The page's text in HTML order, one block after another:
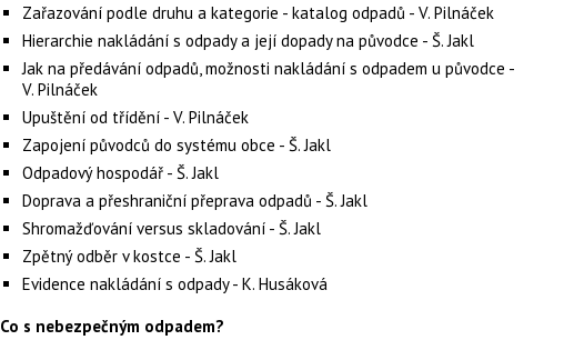
Zařazování podle druhu a kategorie - katalog odpadů - V. Pilnáček
Hierarchie nakládání s odpady a její dopady na původce - Š. Jakl
Jak na předávání odpadů, možnosti nakládání s odpadem u původce -
V. Pilnáček
Upuštění od třídění - V. Pilnáček
Zapojení původců do systému obce - Š. Jakl
Odpadový hospodář - Š. Jakl
Doprava a přeshraniční přeprava odpadů - Š. Jakl
Shromažďování versus skladování - Š. Jakl
Zpětný odběr v kostce - Š. Jakl
Evidence nakládání s odpady - K. Husáková
Co s nebezpečným odpadem?